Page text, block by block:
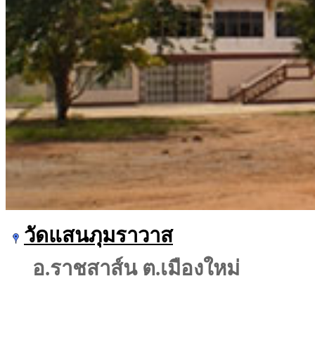
วัดแสนภุมราวาส
อ.ราชสาส์น ต.เมืองใหม่